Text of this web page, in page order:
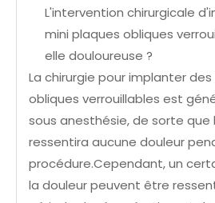
L'intervention chirurgicale
mini plaques obliques
elle douloureuse ?
La chirurgie pour implanter
obliques verrouillables est
sous anesthésie, de sorte
ressentira aucune douleur
procédure.Cependant, un
la douleur peuvent être